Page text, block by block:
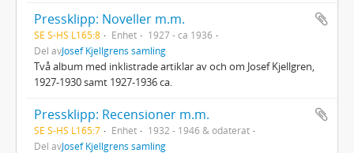
Pressklipp: Noveller m.m.
SE S-HS L165:8 Enhet
1927 - ca 1936
Del avJosef Kjellgrens samling
Två album med inklistrade artiklar av och om Josef Kjellgren,
1927-1930 samt 1927-1936 ca.
Pressklipp: Recensioner m.m.
SE S-HS L165:7 Enhet
1932 - 1946 & odaterat
Del avJosef Kjellgrens samling